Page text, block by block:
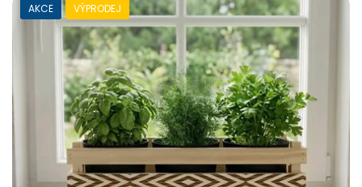
AKCE VÝPRODEJ